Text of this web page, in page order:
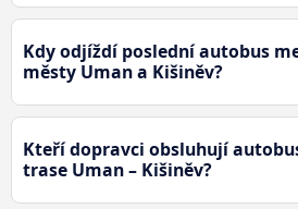
Kdy odjíždí poslední autobus
městy Uman a Kišiněv?
Kteří dopravci obsluhují
trase Uman – Kišiněv?